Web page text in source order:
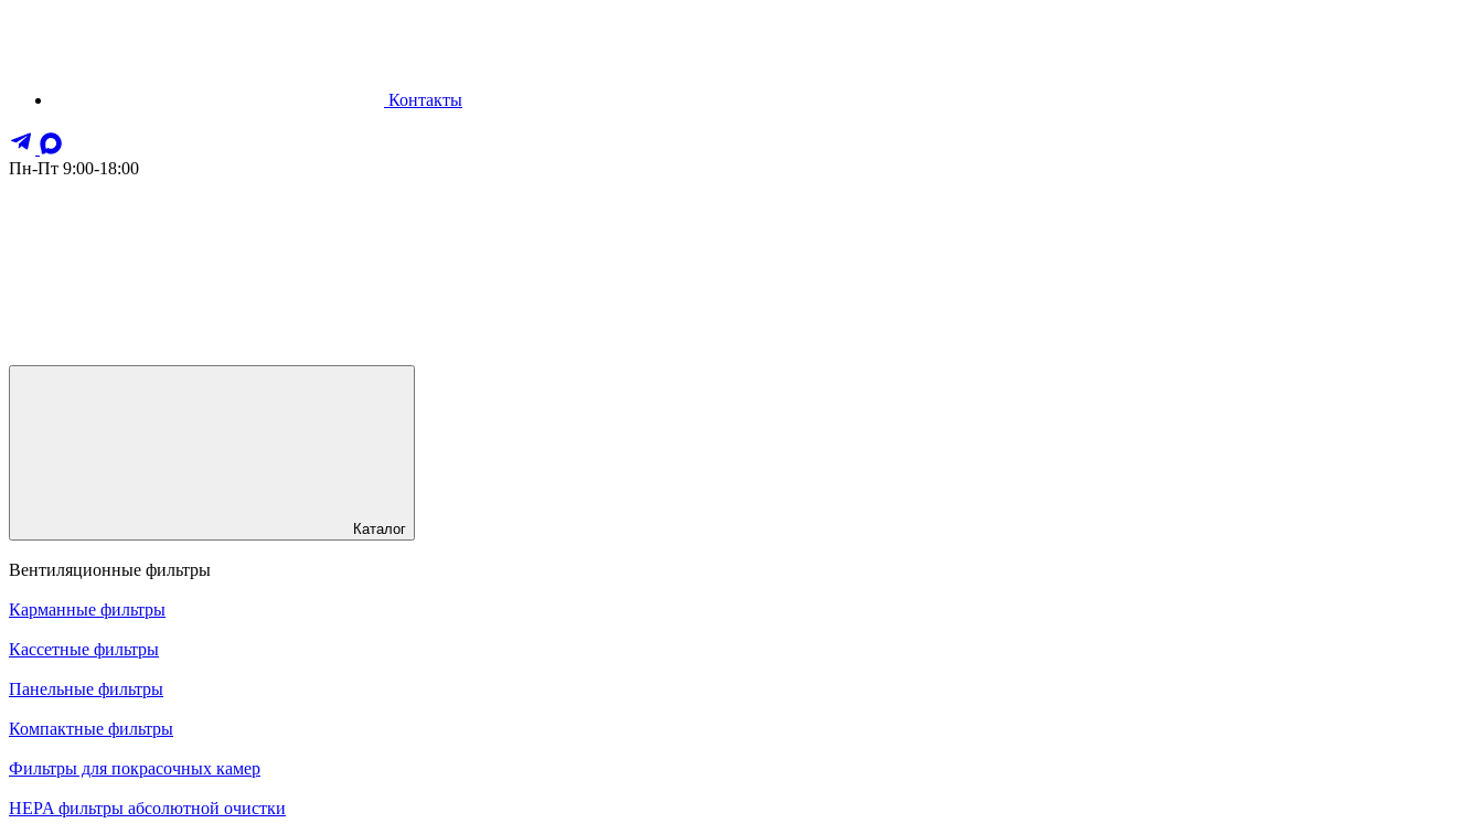
Контакты
Пн-Пт 9:00-18:00
Каталог
Вентиляционные фильтры
Карманные фильтры
Кассетные фильтры
Панельные фильтры
Компактные фильтры
Фильтры для покрасочных камер
HEPA фильтры абсолютной очистки